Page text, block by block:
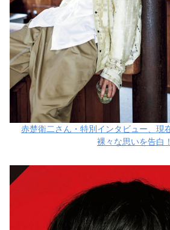
赤楚衛二さん・特別インタビュー、現
裸々な思いを告白！